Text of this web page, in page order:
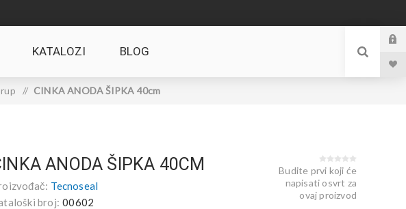
KATALOZI BLOG
/ CINKA ANODA ŠIPKA 40cm
ANODA ŠIPKA 40CM
Tecnoseal
broj: 00602
Budite prvi koji će
napisati osvrt za
ovaj proizvod